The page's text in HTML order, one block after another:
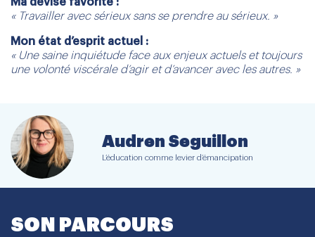
« Travailler avec sérieux sans se prendre au sérieux. »
Mon état d’esprit actuel :
« Une saine inquiétude face aux enjeux actuels et toujours
une volonté viscérale d’agir et d’avancer avec les autres. »
Audren Seguillon
L’éducation comme levier d’émancipation
SON PARCOURS